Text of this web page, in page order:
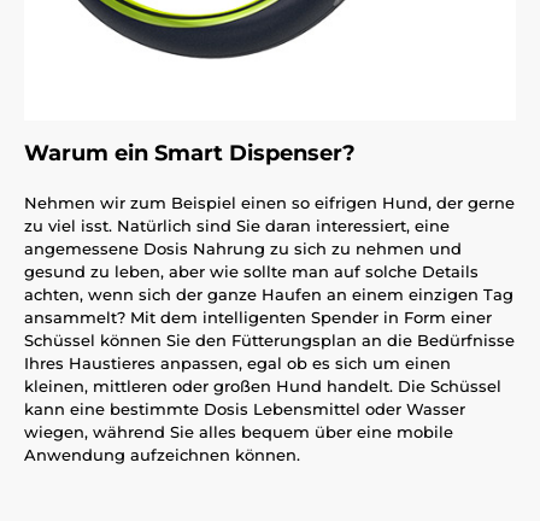
Warum ein Smart Dispenser?
Nehmen wir zum Beispiel einen so eifrigen Hund, der gerne
zu viel isst. Natürlich sind Sie daran interessiert, eine
angemessene Dosis Nahrung zu sich zu nehmen und
gesund zu leben, aber wie sollte man auf solche Details
achten, wenn sich der ganze Haufen an einem einzigen Tag
ansammelt? Mit dem intelligenten Spender in Form einer
Schüssel können Sie den Fütterungsplan an die Bedürfnisse
Ihres Haustieres anpassen, egal ob es sich um einen
kleinen, mittleren oder großen Hund handelt. Die Schüssel
kann eine bestimmte Dosis Lebensmittel oder Wasser
wiegen, während Sie alles bequem über eine mobile
Anwendung aufzeichnen können.